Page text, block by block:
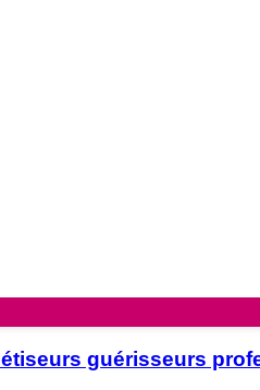
guérisseurs